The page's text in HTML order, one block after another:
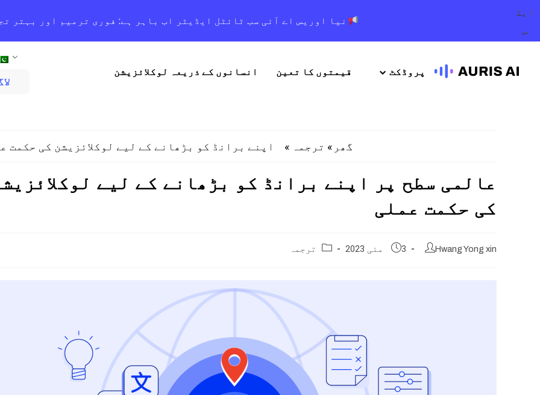
پروڈکٹ قیمتوں کا تعین انسانوں کے ذریعہ لوکلائزیشن
گھر » ترجمہ » اپنے برانڈ کو بڑھانے کے لیے لوکلائزیشن کی حکمت
عالمی سطح پر اپنے برانڈ کو بڑھانے کے لیے
کی حکمت عملی
Hwang Yong xin 3 مئی 2023 ترجمہ
نیا اوریس اے آئی سب ٹائٹل ایڈیٹر اب باہر ہے: فوری ترمیم اور بہتر
ایک
س